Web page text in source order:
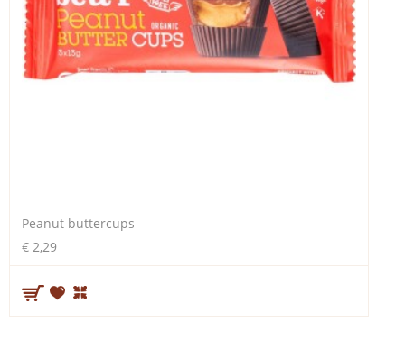
Peanut buttercups
€ 2,29